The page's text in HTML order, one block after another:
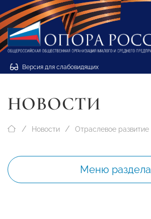
Версия для слабовидящих
НОВОСТИ
Новости Отраслевое развитие
Меню раздела